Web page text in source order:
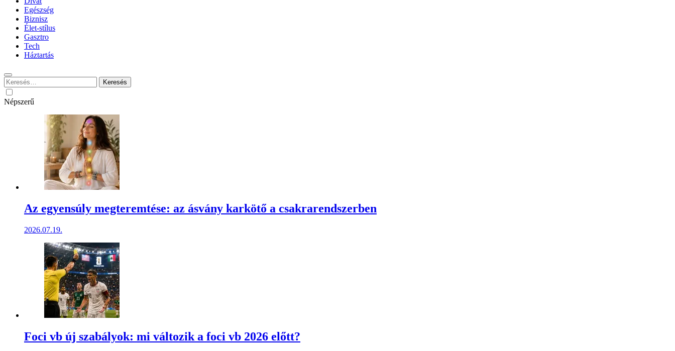
Egészség
Biznisz
Élet-stílus
Gasztro
Tech
Háztartás
Keresés:
Népszerű
Az egyensúly megteremtése: az ásvány karkötő a csakrarendszerben
2026.07.19.
Foci vb új szabályok: mi változik a foci vb 2026 előtt?